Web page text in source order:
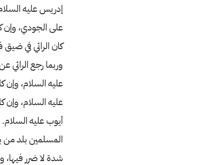
إدريس عليه
على الجودي، وإن
كان الرائي في ضيق
وربما رجع الرائي
عليه السلام، وإن
عليه السلام، وإن
أيوب عليه السلام.
المسلمين بلد من
شدة لا ضرر فيها،